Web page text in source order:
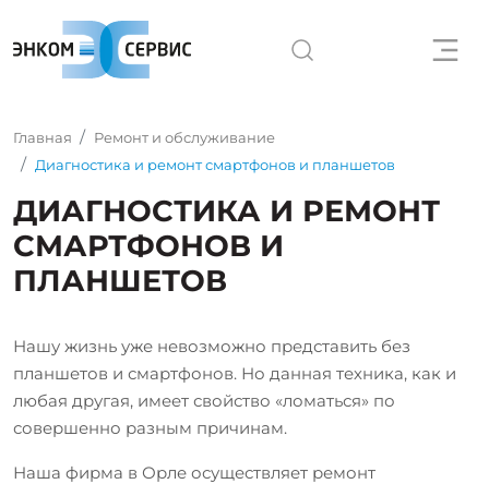
Главная
Ремонт и обслуживание
Диагностика и ремонт смартфонов и планшетов
ДИАГНОСТИКА И РЕМОНТ
СМАРТФОНОВ И
ПЛАНШЕТОВ
Нашу жизнь уже невозможно представить без
планшетов и смартфонов. Но данная техника, как и
любая другая, имеет свойство «ломаться» по
совершенно разным причинам.
Наша фирма в Орле осуществляет ремонт